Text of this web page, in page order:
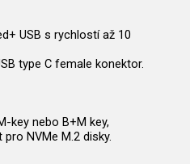
USB s rychlostí až 10
type C female konektor.
key nebo B+M key,
NVMe M.2 disky.